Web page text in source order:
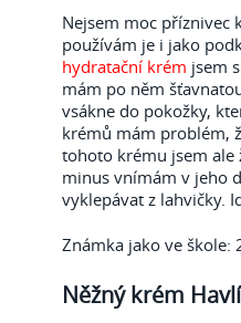
Nejsem moc příznivec
používám je i jako
hydratační krém jsem
mám po něm
vsákne do pokožky,
krémů mám problém,
tohoto krému jsem ale
minus vnímám v jeho
vyklepávat z lahvičky.
Známka jako ve škole:
Něžný krém